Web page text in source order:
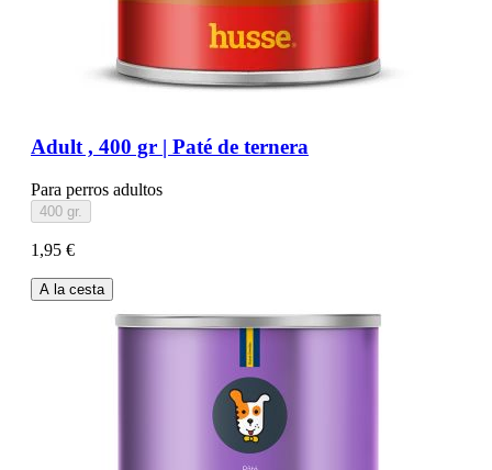
Adult , 400 gr | Paté de ternera
Para perros adultos
400 gr.
1,95 €
A la cesta